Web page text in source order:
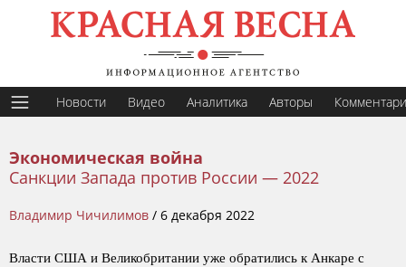
Новости Видео Аналитика Авторы
Экономическая война
Санкции Запада против России — 2022
Владимир Чичилимов / 6 декабря 2022
Власти США и Великобритании уже обратились к Анкаре с